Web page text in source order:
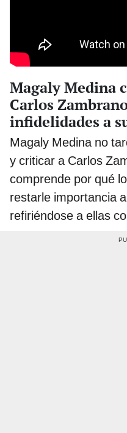
Magaly Medina
Carlos
infidelidades a
Magaly Medina no
y criticar a Carlos
comprende por qué
restarle importancia
refiriéndose a ellas